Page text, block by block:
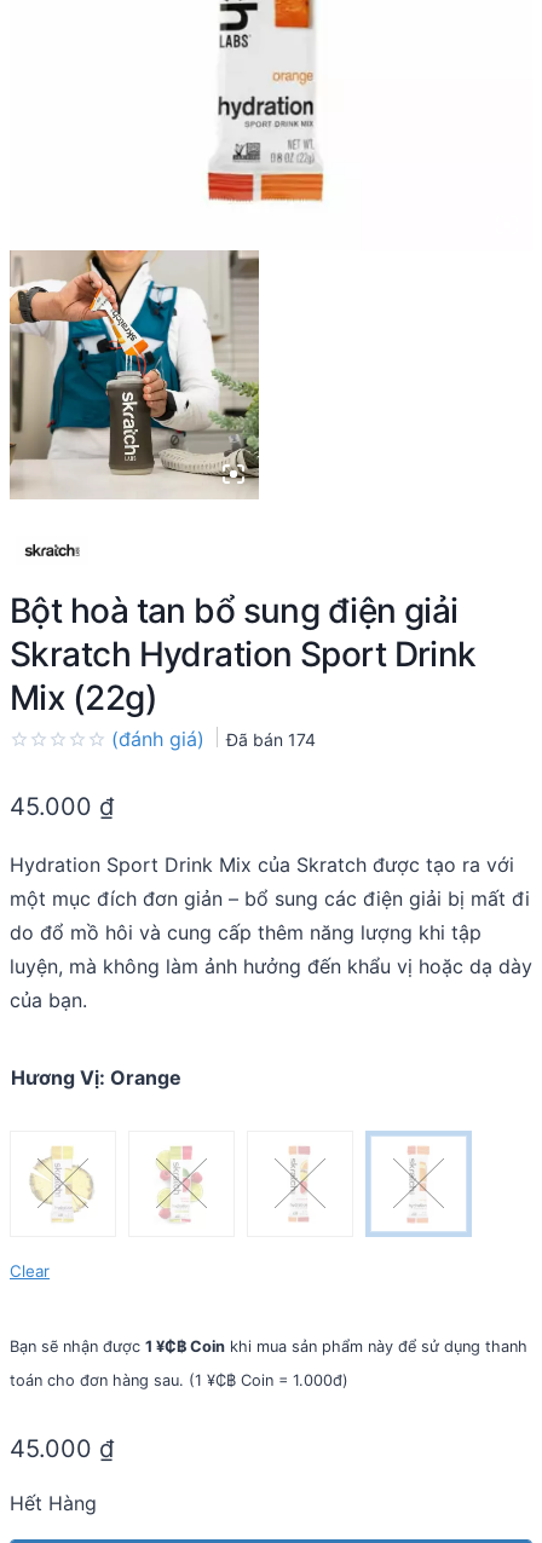
Bột hoà tan bổ sung điện giải
Skratch Hydration Sport Drink
Mix (22g)
out
(đánh giá) Đã bán 174
45.000 ₫
Hydration Sport Drink Mix của Skratch được tạo ra với
một mục đích đơn giản – bổ sung các điện giải bị mất đi
do đổ mồ hôi và cung cấp thêm năng lượng khi tập
luyện, mà không làm ảnh hưởng đến khẩu vị hoặc dạ dày
của bạn.
Hương Vị: Orange
Clear
Bạn sẽ nhận được 1 ¥₵฿ Coin khi mua sản phẩm này để sử dụng thanh
toán cho đơn hàng sau. (1 ¥₵฿ Coin = 1.000đ)
45.000 ₫
Hết Hàng